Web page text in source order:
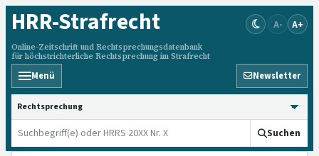
HRR-Strafrecht
Online-Zeitschrift und Rechtsprechungsdatenbank
für höchstrichterliche Rechtsprechung im Strafrecht
A- A+
Menü Newsletter
HRRS durchsuchen
Suchen